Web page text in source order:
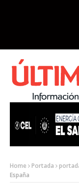
Home Portada
España